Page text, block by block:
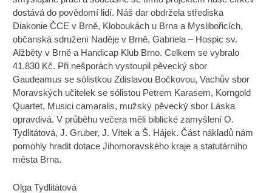
dostává do povědomí lidí. Náš dar obdržela střediska
Diakonie ČCE v Brně, Kloboukách u Brna a Myslibořicích,
občanská sdružení Naděje v Brně, Gabriela – Hospic sv.
Alžběty v Brně a Handicap Klub Brno. Celkem se vybralo
41.830 Kč. Při nešporách vystoupil pěvecký sbor
Gaudeamus se sólistkou Zdislavou Bočkovou, Vachův sbor
Moravských učitelek se sólistou Petrem Karasem, Korngold
Quartet, Musici camaralis, mužský pěvecký sbor Láska
opravdivá. V průběhu večera měli biblické zamyšlení O.
Tydlitátová, J. Gruber, J. Vítek a Š. Hájek. Část nákladů nám
pomohly hradit dotace Jihomoravského kraje a statutárního
města Brna.
Olga Tydlitátová